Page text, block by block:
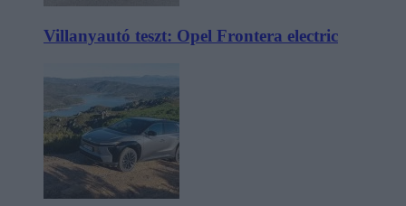
Villanyautó teszt: Opel Frontera electric